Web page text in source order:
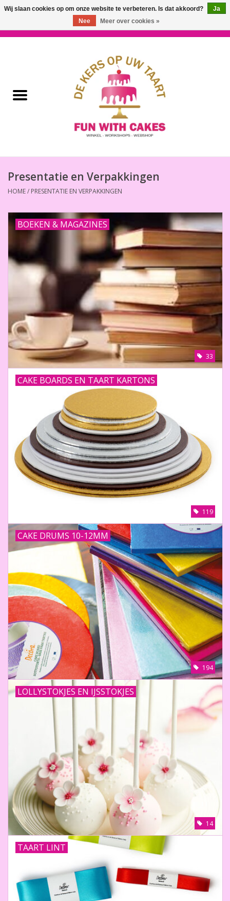
Workshops & Cursussen
Decoreer Gereedschap
Presentatie en Verpakkingen
Thema's
Aanbiedingen
Cindy's Favorieten
Cadeaubonnen
Merken
Presentatie en Verpakkingen
HOME/ PRESENTATIE EN VERPAKKINGEN
BOEKEN & MAGAZINES
33
CAKE BOARDS EN TAART KARTONS
119
CAKE DRUMS 10-12MM
194
LOLLYSTOKJES EN IJSSTOKJES
14
TAART LINT
Wij slaan cookies op om onze website te verbeteren. Is dat akkoord?
Ja
Nee
Meer over cookies »